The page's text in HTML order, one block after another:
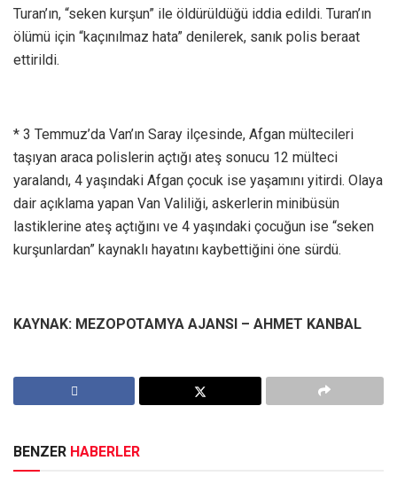
Turan’ın, “seken kurşun” ile öldürüldüğü iddia edildi. Turan’ın
ölümü için “kaçınılmaz hata” denilerek, sanık polis beraat
ettirildi.
* 3 Temmuz’da Van’ın Saray ilçesinde, Afgan mültecileri
taşıyan araca polislerin açtığı ateş sonucu 12 mülteci
yaralandı, 4 yaşındaki Afgan çocuk ise yaşamını yitirdi. Olaya
dair açıklama yapan Van Valiliği, askerlerin minibüsün
lastiklerine ateş açtığını ve 4 yaşındaki çocuğun ise “seken
kurşunlardan” kaynaklı hayatını kaybettiğini öne sürdü.
KAYNAK: MEZOPOTAMYA AJANSI – AHMET KANBAL
BENZER HABERLER